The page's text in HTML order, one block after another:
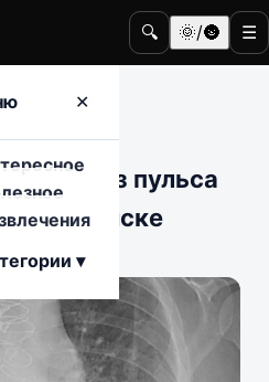
🔍 🌞/🌚 ☰
✕
▾
здоровье
в
без пульса
к выписке